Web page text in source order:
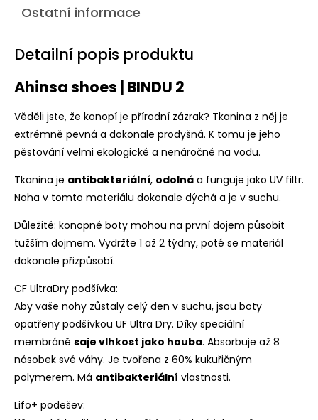
Ostatní informace
Detailní popis produktu
Ahinsa shoes | BINDU 2
Věděli jste, že konopí je přírodní zázrak? Tkanina z něj je
extrémně pevná a dokonale prodyšná. K tomu je jeho
pěstování velmi ekologické a nenáročné na vodu.
Tkanina je antibakteriální, odolná a funguje jako UV filtr.
Noha v tomto materiálu dokonale dýchá a je v suchu.
Důležité: konopné boty mohou na první dojem působit
tužším dojmem. Vydržte 1 až 2 týdny, poté se materiál
dokonale přizpůsobí.
CF UltraDry podšívka:
Aby vaše nohy zůstaly celý den v suchu, jsou boty
opatřeny podšívkou UF Ultra Dry. Díky speciální
membráně saje vlhkost jako houba. Absorbuje až 8
násobek své váhy. Je tvořena z 60% kukuřičným
polymerem. Má antibakteriální vlastnosti.
Lifo+ podešev: